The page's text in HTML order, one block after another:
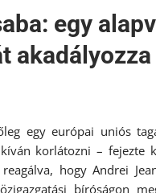
egy
egy európai uniós
korlátozni – fejezte
hogy Andrei
bíróságon